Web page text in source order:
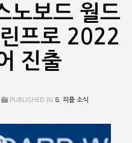
노보드 월드
프로 2022
진출
PUBLISHED IN 8. 피플 소식